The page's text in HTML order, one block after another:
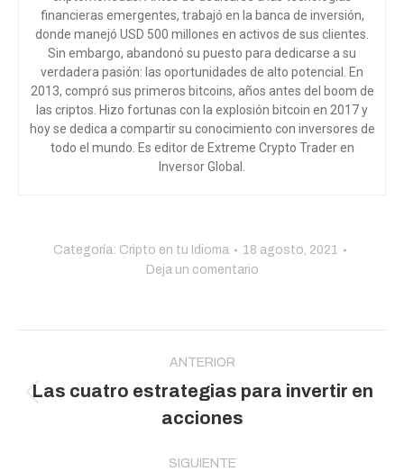
financieras emergentes, trabajó en la banca de inversión,
donde manejó USD 500 millones en activos de sus clientes.
Sin embargo, abandonó su puesto para dedicarse a su
verdadera pasión: las oportunidades de alto potencial. En
2013, compró sus primeros bitcoins, años antes del boom de
las criptos. Hizo fortunas con la explosión bitcoin en 2017 y
hoy se dedica a compartir su conocimiento con inversores de
todo el mundo . Es editor de Extreme Crypto Trader en
Inversor Global.
Categoría: Cripto en tu Idioma
18 agosto, 2021
Deja un comentario
publicaciones
ANTERIOR
Publicación
anterior:
Las cuatro estrategias para invertir en
acciones
SIGUIENTE